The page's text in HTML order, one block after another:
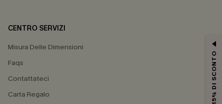
CENTRO SERVIZI
Misura Delle Dimensioni
Faqs
Contattateci
Carta Regalo
15% DI SCONTO